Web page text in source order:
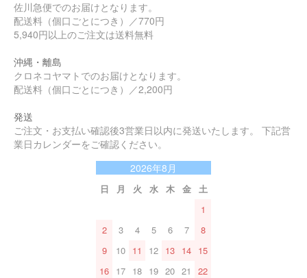
佐川急便でのお届けとなります。
配送料（個口ごとにつき）／770円
5,940円以上のご注文は送料無料
沖縄・離島
クロネコヤマトでのお届けとなります。
配送料（個口ごとにつき）／2,200円
発送
ご注文・お支払い確認後3営業日以内に発送いたします。 下記営
業日カレンダーをご確認ください。
2026年8月
日 月 火 水 木 金
土
1
2
3 4 5 6 7
8
9
10 11 12 13 14 15
16 17 18 19 20 21
22